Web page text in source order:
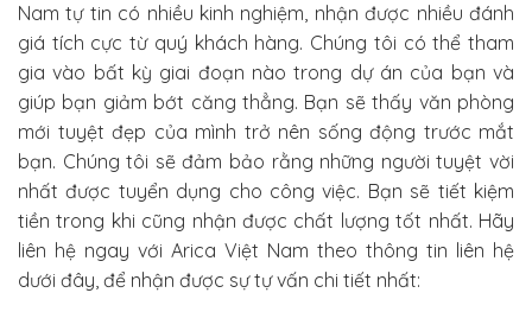
Nam tự tin có nhiều kinh nghiệm, nhận được nhiều đánh
giá tích cực từ quý khách hàng. Chúng tôi có thể tham
gia vào bất kỳ giai đoạn nào trong dự án của bạn và
giúp bạn giảm bớt căng thẳng. Bạn sẽ thấy văn phòng
mới tuyệt đẹp của mình trở nên sống động trước mắt
bạn. Chúng tôi sẽ đảm bảo rằng những người tuyệt vời
nhất được tuyển dụng cho công việc. Bạn sẽ tiết kiệm
tiền trong khi cũng nhận được chất lượng tốt nhất. Hãy
liên hệ ngay với Arica Việt Nam theo thông tin liên hệ
dưới đây, để nhận được sự tự vấn chi tiết nhất: